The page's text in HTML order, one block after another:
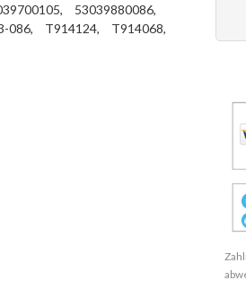
53039880086,
086, T914124, T914068,